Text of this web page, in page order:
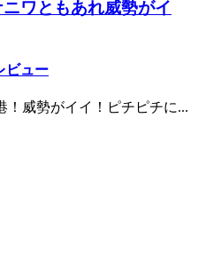
ワともあれ威勢がイ
ビュー
！威勢がイイ！ピチピチに...